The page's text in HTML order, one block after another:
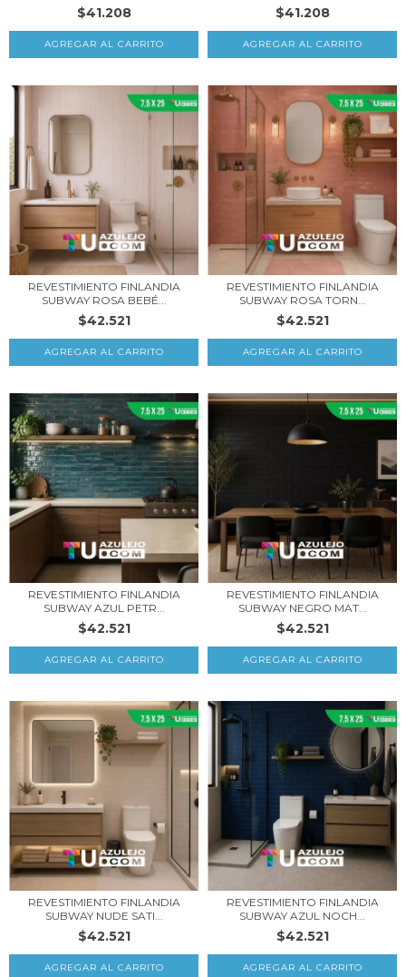
$41.208 $41.208
REVESTIMIENTO FINLANDIA
SUBWAY ROSA BEBÉ...
$42.521
REVESTIMIENTO FINLANDIA
SUBWAY ROSA TORN...
$42.521
REVESTIMIENTO FINLANDIA
SUBWAY AZUL PETR...
$42.521
REVESTIMIENTO FINLANDIA
SUBWAY NEGRO MAT...
$42.521
REVESTIMIENTO FINLANDIA
SUBWAY NUDE SATI...
$42.521
REVESTIMIENTO FINLANDIA
SUBWAY AZUL NOCH...
$42.521